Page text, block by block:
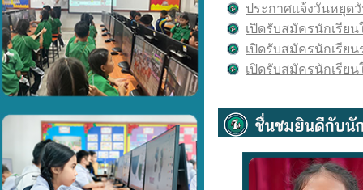
ประกาศแจ้งวันหยุด
เปิดรับสมัครนักเรีย
เปิดรับสมัครนักเรีย
เปิดรับสมัครนักเรีย